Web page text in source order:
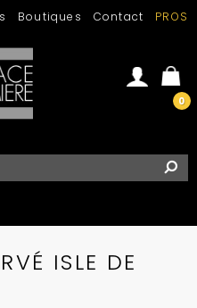
Boutiques Contact PROS
0
Se connecter
ISLE DE